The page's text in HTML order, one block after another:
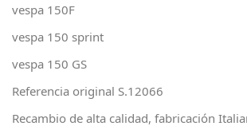
vespa 150F
vespa 150 sprint
vespa 150 GS
Referencia original S.12066
Recambio de alta calidad, fabricación